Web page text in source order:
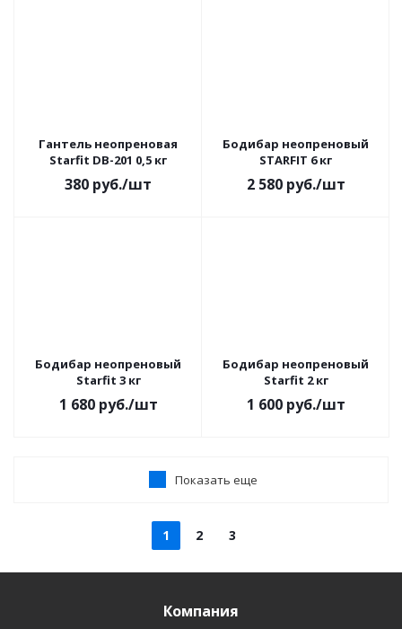
Гантель неопреновая
Starfit DB-201 0,5 кг
380 руб./шт
Бодибар неопреновый
STARFIT 6 кг
2 580руб./шт
Бодибар неопреновый
Starfit 3 кг
1 680руб./шт
Бодибар неопреновый
Starfit 2 кг
1 600руб./шт
Показать еще
1 2 3
Компания